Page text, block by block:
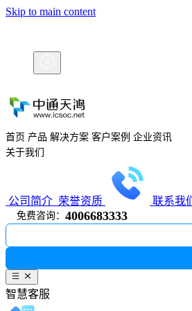
Skip to main content
首页 产品 解决方案 客户案例 企业资讯
关于我们
公司简介 荣誉资质
免费咨询： 4006683333
智慧客服